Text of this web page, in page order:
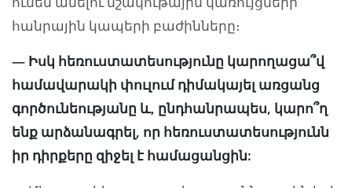
հանրային կապերի բաժինները։
— Իսկ հեռուստատեսությունը կարողացա՞վ
համավարակի փուլում դիմակայել առցանց
գործունեությանը և, ընդհանրապես, կարո՞ղ
ենք արձանագրել, որ հեռուստատեսությունն
իր դիրքերը զիջել է համացանցին: